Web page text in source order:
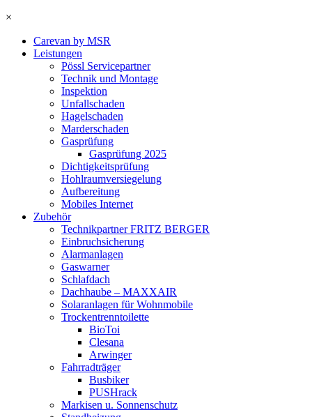
×
Carevan by MSR
Leistungen
Pössl Servicepartner
Technik und Montage
Inspektion
Unfallschaden
Hagelschaden
Marderschaden
Gasprüfung
Gasprüfung 2025
Dichtigkeitsprüfung
Hohlraumversiegelung
Aufbereitung
Mobiles Internet
Zubehör
Technikpartner FRITZ BERGER
Einbruchsicherung
Alarmanlagen
Gaswarner
Schlafdach
Dachhaube – MAXXAIR
Solaranlagen für Wohnmobile
Trockentrenntoilette
BioToi
Clesana
Arwinger
Fahrradträger
Busbiker
PUSHrack
Markisen u. Sonnenschutz